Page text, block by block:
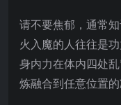
请不要焦郁，通常
火入魔的人往往是
身内力在体内四处
炼融合到任意位置的